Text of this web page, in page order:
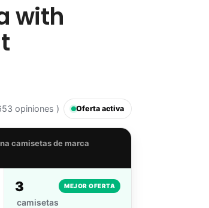
with
opiniones ) Oferta activa
camisetas de marca
3
camisetas
MEJOR OFERTA